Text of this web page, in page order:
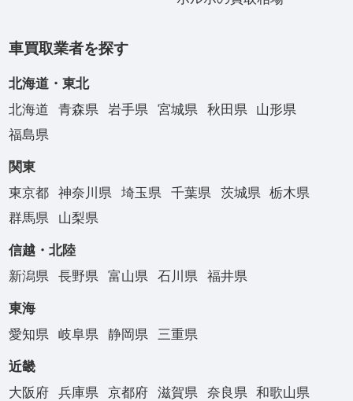
車買取業者を探す
北海道・東北
北海道
青森県 岩手県 宮城県 秋田県
山形県
福島県
関東
東京都
神奈川県 埼玉県 千葉県 茨城県
栃木県
群馬県
山梨県
信越・北陸
新潟県
長野県 富山県 石川県 福井県
東海
愛知県
岐阜県 静岡県 三重県
近畿
大阪府
兵庫県 京都府 滋賀県 奈良県 和歌山県